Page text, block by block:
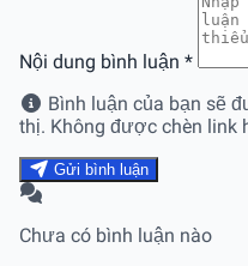
Nội dung bình luận *
Bình luận của bạn sẽ
thị. Không được chèn link
Gửi bình luận
Chưa có bình luận nào